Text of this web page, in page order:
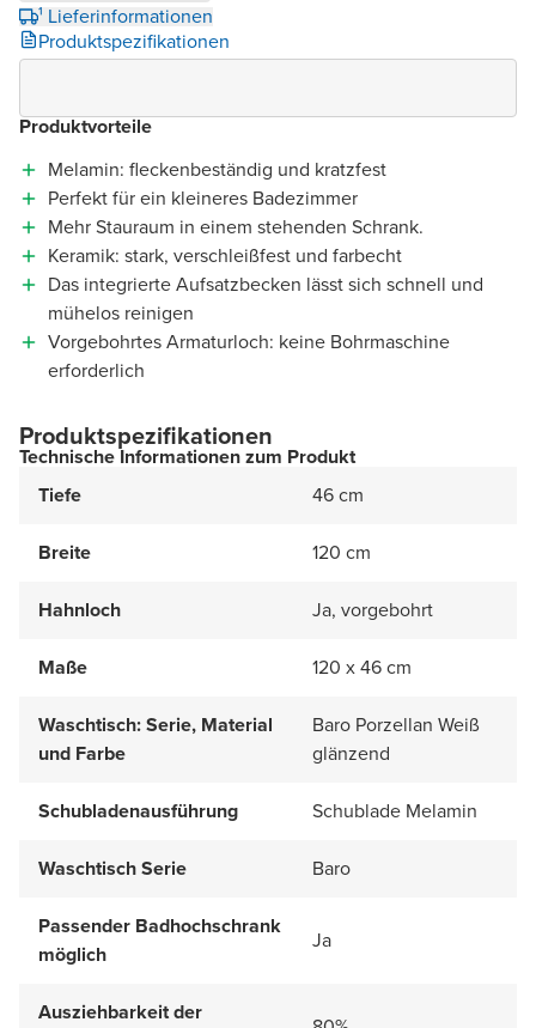
¹ Lieferinformationen
Produktspezifikationen
Produktvorteile
Melamin: fleckenbeständig und kratzfest
Perfekt für ein kleineres Badezimmer
Mehr Stauraum in einem stehenden Schrank.
Keramik: stark, verschleißfest und farbecht
Das integrierte Aufsatzbecken lässt sich schnell und
mühelos reinigen
Vorgebohrtes Armaturloch: keine Bohrmaschine
erforderlich
Produktspezifikationen
Technische Informationen zum Produkt
Tiefe
46 cm
Breite 120 cm
Hahnloch Ja, vorgebohrt
Maße 120 x 46 cm
Waschtisch: Serie, Material
und Farbe
Baro Porzellan Weiß
glänzend
Schubladenausführung Schublade Melamin
Waschtisch Serie Baro
Passender Badhochschrank
möglich
Ja
Ausziehbarkeit der